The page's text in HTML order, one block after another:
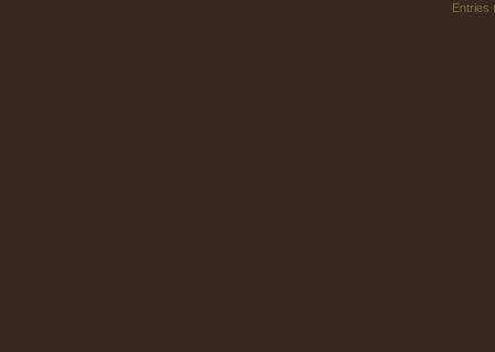
Entries